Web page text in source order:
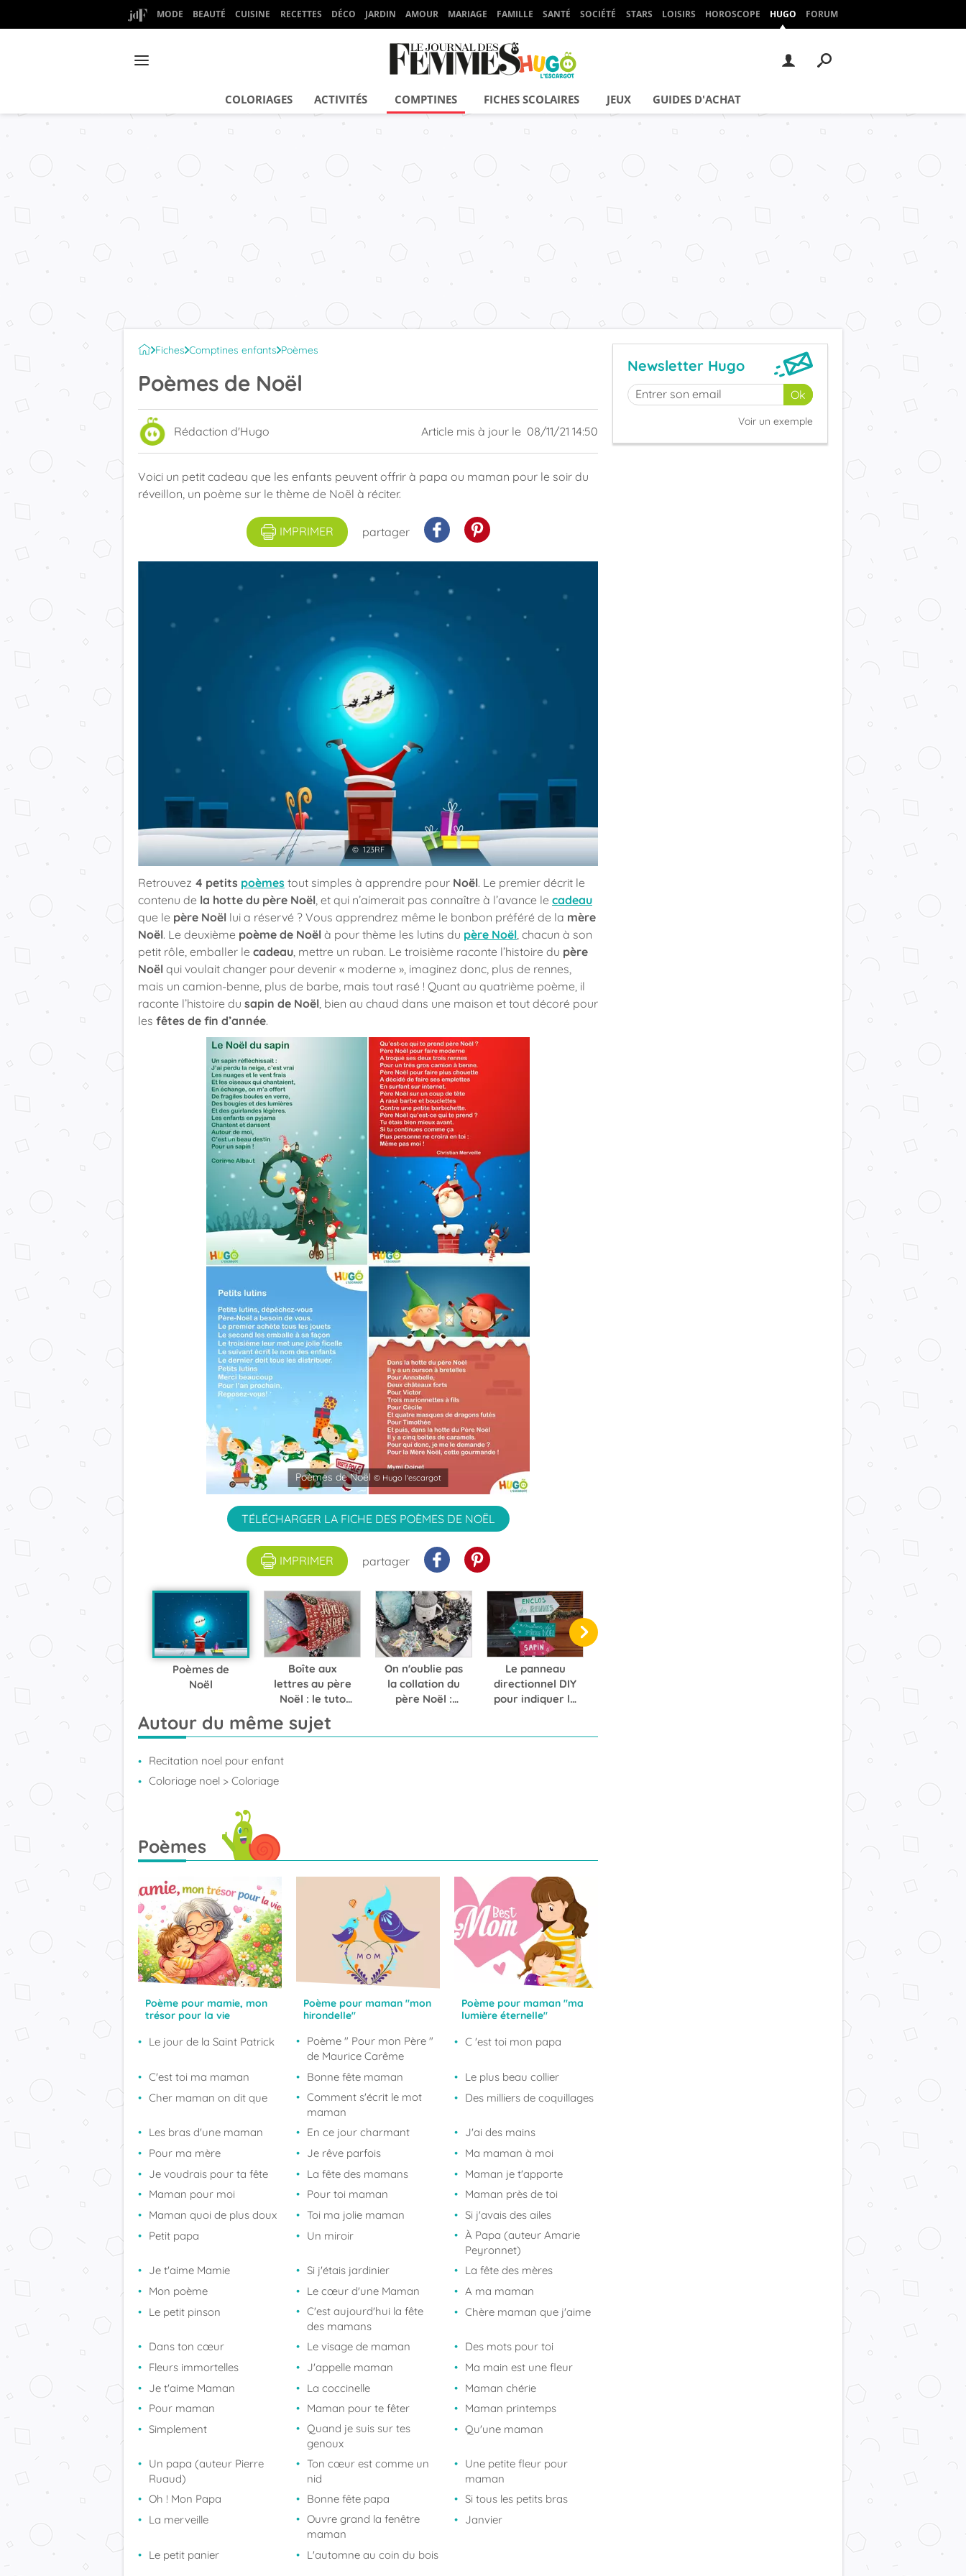
MODE BEAUTÉ CUISINE RECETTES DÉCO JARDIN AMOUR MARIAGE FAMILLE SANTÉ SOCIÉTÉ STARS LOISIRS HOROSCOPE HUGO FORUM
COLORIAGES ACTIVITÉS COMPTINES FICHES SCOLAIRES JEUX GUIDES D'ACHAT
Fiches Comptines enfants Poèmes
Poèmes de Noël
Rédaction d'Hugo Article mis à jour le 08/11/21 14:50
Voici un petit cadeau que les enfants peuvent offrir à papa ou maman pour le soir du
réveillon, un poème sur le thème de Noël à réciter.
IMPRIMER partager
© 123RF
Retrouvez 4 petits poèmes tout simples à apprendre pour Noël. Le premier décrit le
contenu de la hotte du père Noël , et qui n’aimerait pas connaître à l’avance le cadeau
que le père Noël lui a réservé ? Vous apprendrez même le bonbon préféré de la mère
Noël. Le deuxième poème de Noël à pour thème les lutins du père Noël , chacun à son
petit rôle, emballer le cadeau , mettre un ruban. Le troisième raconte l’histoire du père
Noël qui voulait changer pour devenir « moderne », imaginez donc, plus de rennes,
mais un camion-benne, plus de barbe, mais tout rasé ! Quant au quatrième poème, il
raconte l’histoire du sapin de Noël , bien au chaud dans une maison et tout décoré pour
les fêtes de fin d’année.
Poèmes de Noël © Hugo l'escargot
TÉLÉCHARGER LA FICHE DES POÈMES DE NOËL
IMPRIMER partager
Poèmes de
Noël
Boîte aux
lettres au père
Noël : le tuto
qui fera briller
les yeux des
On n'oublie pas
la collation du
père Noël :
Le panneau
directionnel DIY
pour indiquer le
Autour du même sujet
Recitation noel pour enfant
Coloriage noel > Coloriage
Poèmes
Poème pour mamie, mon
trésor pour la vie
Poème pour maman "mon
hirondelle"
Poème pour maman "ma
lumière éternelle"
Le jour de la Saint Patrick
Poème " Pour mon Père "
de Maurice Carême
C 'est toi mon papa
C'est toi ma maman Bonne fête maman
Le plus beau collier
Cher maman on dit que
Comment s'écrit le mot
maman
Des milliers de coquillages
Les bras d'une maman En ce jour charmant
J'ai des mains
Pour ma mère
Je rêve parfois
Ma maman à moi
Je voudrais pour ta fête
La fête des mamans
Maman je t'apporte
Maman pour moi
Pour toi maman
Maman près de toi
Maman quoi de plus doux
Toi ma jolie maman
Si j'avais des ailes
Petit papa
Un miroir
À Papa (auteur Amarie
Peyronnet)
Je t'aime Mamie
Si j'étais jardinier
La fête des mères
Mon poème
Le cœur d'une Maman
A ma maman
Le petit pinson
C'est aujourd'hui la fête
des mamans
Chère maman que j'aime
Dans ton cœur Le visage de maman
Des mots pour toi
Fleurs immortelles
J'appelle maman
Ma main est une fleur
Je t'aime Maman
La coccinelle
Maman chérie
Pour maman
Maman pour te fêter
Maman printemps
Simplement
Quand je suis sur tes
genoux
Qu'une maman
Un papa (auteur Pierre
Ruaud)
Ton cœur est comme un
nid
Une petite fleur pour
maman
Oh ! Mon Papa
Bonne fête papa
Si tous les petits bras
La merveille
Ouvre grand la fenêtre
maman
Janvier
Le petit panier L'automne au coin du bois
Newsletter Hugo
Voir un exemple